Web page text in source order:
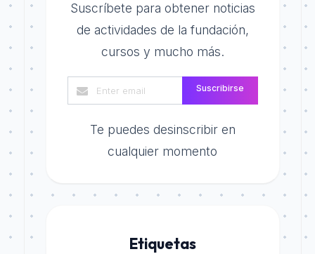
Suscríbete para obtener noticias
de actividades de la fundación,
cursos y mucho más.
Suscribirse
Te puedes desinscribir en
cualquier momento
Etiquetas